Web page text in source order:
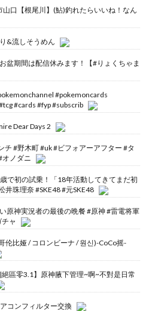
口【根尾川】(鮎)釣れたらいいね！なん
&流しそうめん
盆期間は配信休みます！【#りょくちゃま
#pokemoncards
#cards #fyp #subscrib
Dear Days 2
チ #野木町 #uk #ビフォアーアフター #タ
オノダニ
で初の試乗！「18年活動してきてまだ初
珠理奈 #SKE48 #元SKE48
原神実況者の最後の晩餐 #原神 #雷電将軍
ャ
伦比娅 / コロンビーナ / 원신)-CoCo摇-
區零3.1】原神腋下管理~啊~不對是日常
コンフィルター交換